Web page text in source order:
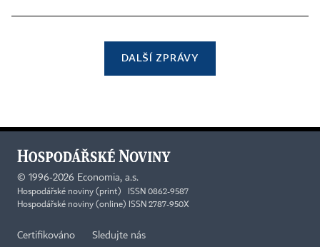
DALŠÍ ZPRÁVY
© 1996-2026 Economia, a.s.
Hospodářské noviny (print) ISSN 0862-9587
Hospodářské noviny (online) ISSN 2787-950X
Certifikováno Sledujte nás